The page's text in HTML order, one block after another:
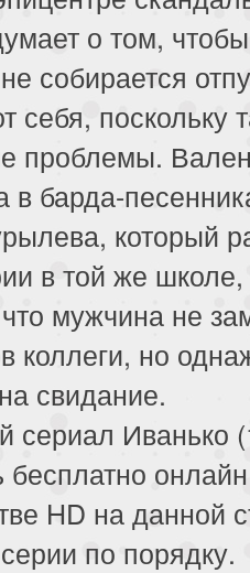
о том, чтобы
собирается
себя, поскольку
проблемы.
в барда-
который
в той же
мужчина не
коллеги, но
свидание.
сериал Иванько
бесплатно
HD на данной
по порядку.